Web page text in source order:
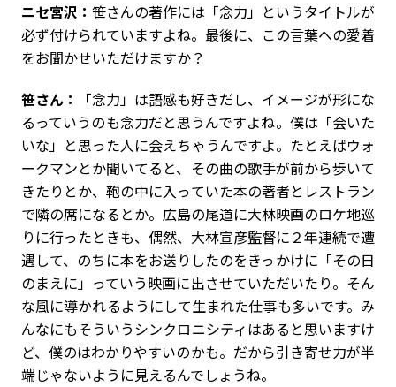
ニセ宮沢： 笹さんの著作には「念力」というタイトルが
必ず付けられていますよね。最後に、この言葉への愛着
をお聞かせいただけますか？
笹さん：
「念力」は語感も好きだし、イメージが形にな
るっていうのも念力だと思うんですよね。僕は「会いた
いな」と思った人に会えちゃうんですよ。たとえばウォ
ークマンとか聞いてると、その曲の歌手が前から歩いて
きたりとか、鞄の中に入っていた本の著者とレストラン
で隣の席になるとか。広島の尾道に大林映画のロケ地巡
りに行ったときも、偶然、大林宣彦監督に２年連続で遭
遇して、のちに本をお送りしたのをきっかけに「その日
のまえに」っていう映画に出させていただいたり。そん
な風に導かれるようにして生まれた仕事も多いです。み
んなにもそういうシンクロニシティはあると思いますけ
ど、僕のはわかりやすいのかも。だから引き寄せ力が半
端じゃないように見えるんでしょうね。